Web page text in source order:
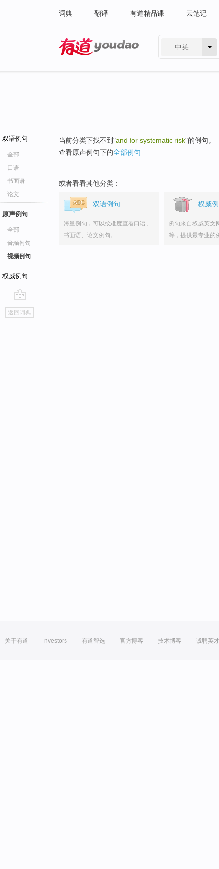
词典 翻译 有道精品课 云笔记
中英
双语例句
全部
口语
书面语
论文
原声例句
全部
音频例句
视频例句
权威例句
go
top
返回词典
当前分类下找不到"and for systematic risk"的例句。
查看原声例句下的全部例句
或者看看其他分类：
双语例句
海量例句，可以按难度查看口语、
书面语、论文例句。
权威
例句来自权威英文
等，提供最专业的
关于有道 Investors 有道智选 官方博客 技术博客 诚聘英才